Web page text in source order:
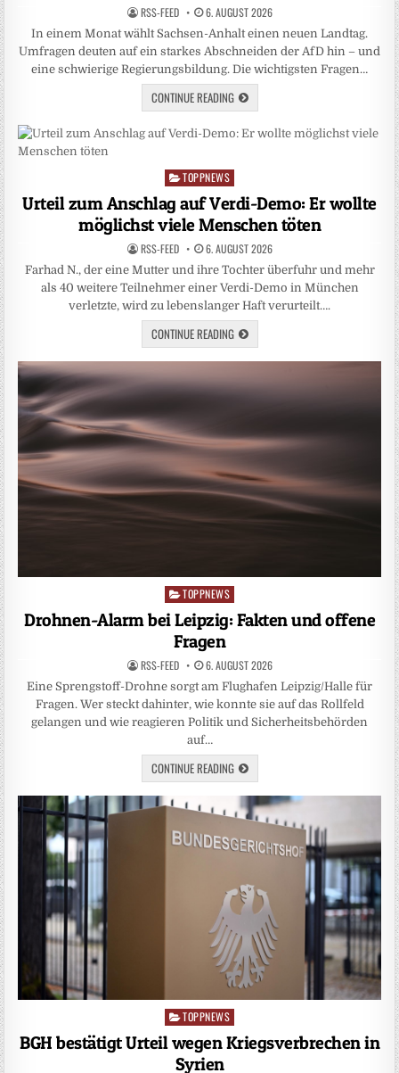
RSS-FEED 6. AUGUST 2026
In einem Monat wählt Sachsen-Anhalt einen neuen Landtag.
Umfragen deuten auf ein starkes Abschneiden der AfD hin – und
eine schwierige Regierungsbildung. Die wichtigsten Fragen…
CONTINUE READING
Posted
TOPPNEWS
Urteil zum Anschlag auf Verdi-Demo: Er wollte
möglichst viele Menschen töten
RSS-FEED 6. AUGUST 2026
Farhad N., der eine Mutter und ihre Tochter überfuhr und mehr
als 40 weitere Teilnehmer einer Verdi-Demo in München
verletzte, wird zu lebenslanger Haft verurteilt….
CONTINUE READING
Posted
in
TOPPNEWS
Drohnen-Alarm bei Leipzig: Fakten und offene
Fragen
RSS-FEED 6. AUGUST 2026
Eine Sprengstoff-Drohne sorgt am Flughafen Leipzig/Halle für
Fragen. Wer steckt dahinter, wie konnte sie auf das Rollfeld
gelangen und wie reagieren Politik und Sicherheitsbehörden
auf…
CONTINUE READING
Posted
in
TOPPNEWS
BGH bestätigt Urteil wegen Kriegsverbrechen in
Syrien